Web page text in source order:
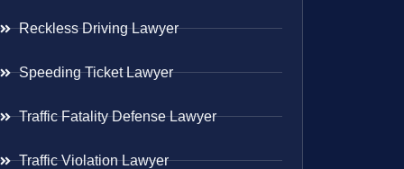
Reckless Driving Lawyer
Speeding Ticket Lawyer
Traffic Fatality Defense Lawyer
Traffic Violation Lawyer